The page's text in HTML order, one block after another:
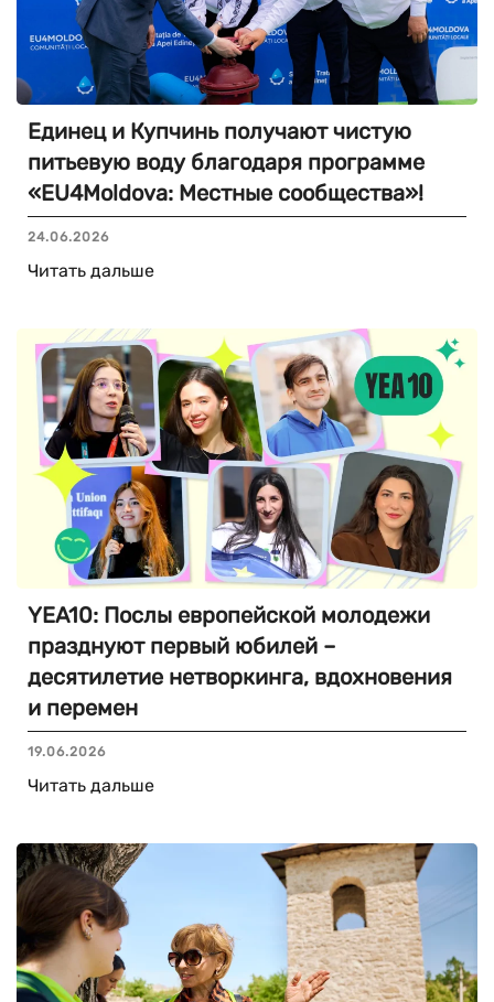
Единец и Купчинь получают чистую
питьевую воду благодаря программе
«EU4Moldova: Местные сообщества»!
24.06.2026
Читать дальше
YEA10: Послы европейской молодежи
празднуют первый юбилей –
десятилетие нетворкинга, вдохновения
и перемен
19.06.2026
Читать дальше